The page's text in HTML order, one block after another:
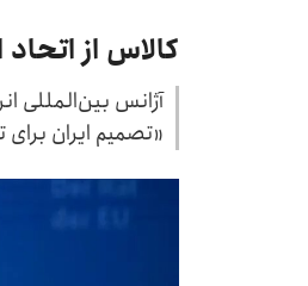
کالاس از
آژانس بین‌المللی
«تصمیم ایران برای